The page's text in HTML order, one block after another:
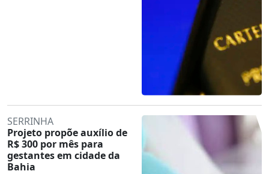
SERRINHA
Projeto propõe auxílio de
R$ 300 por mês para
gestantes em cidade da
Bahia